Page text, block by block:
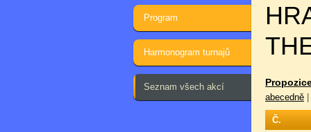
Program
Harmonogram turnajů
Seznam všech akcí
abecedně
Č.